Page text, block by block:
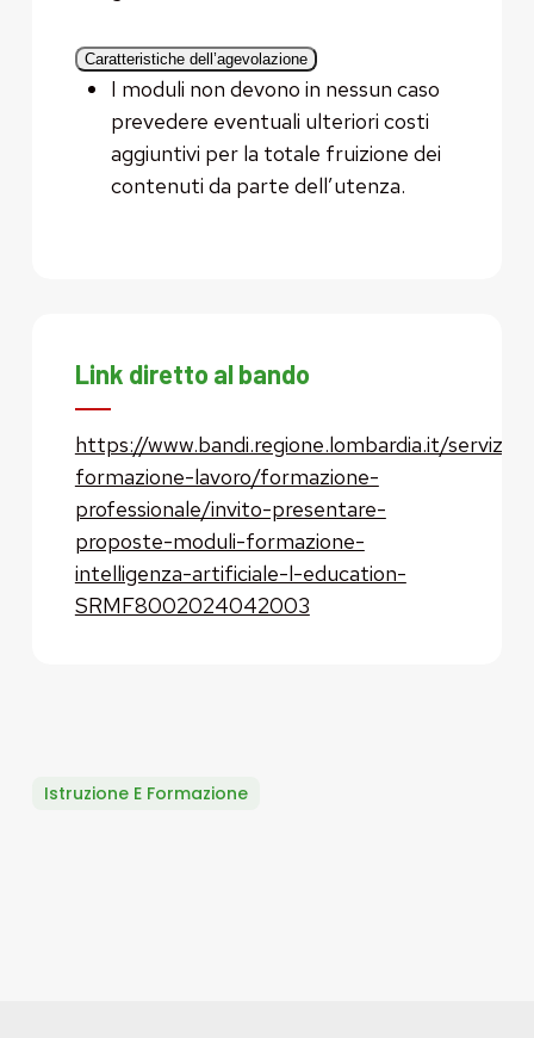
Caratteristiche dell’agevolazione
I moduli non devono in nessun caso
prevedere eventuali ulteriori costi
aggiuntivi per la totale fruizione dei
contenuti da parte dell’utenza.
Link diretto al bando
https://www.bandi.regione.lombardia.it/servizi/
formazione-lavoro/formazione-
professionale/invito-presentare-
proposte-moduli-formazione-
intelligenza-artificiale-l-education-
SRMF8002024042003
Istruzione E Formazione